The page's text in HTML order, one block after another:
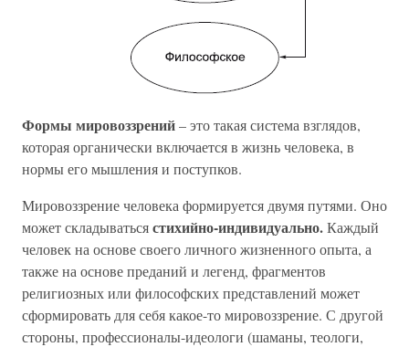
Формы мировоззрений– это такая система взглядов,
которая органически включается в жизнь человека, в
нормы его мышления и поступков.
Мировоззрение человека формируется двумя путями. Оно
может складыватьсястихийно-индивидуально.Каждый
человек на основе своего личного жизненного опыта, а
также на основе преданий и легенд, фрагментов
религиозных или философских представлений может
сформировать для себя какое-то мировоззрение. С другой
стороны, профессионалы-идеологи (шаманы, теологи,